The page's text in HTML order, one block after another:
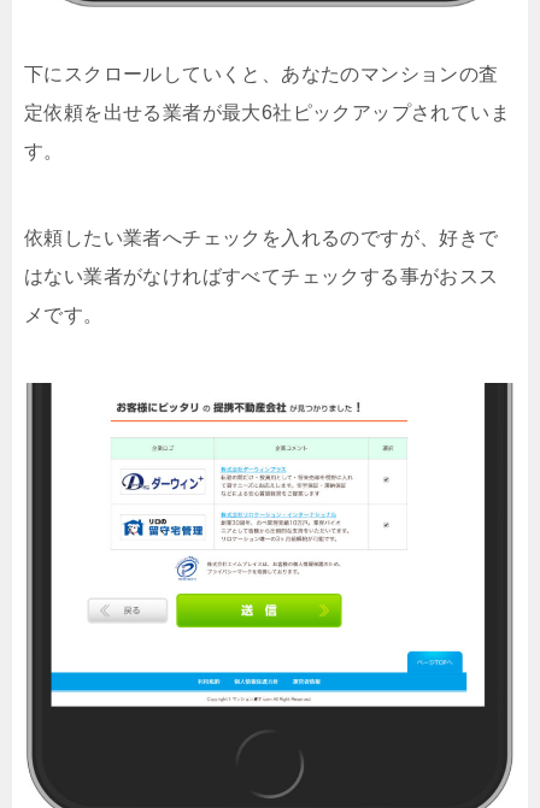
下にスクロールしていくと、あなたのマンションの査
定依頼を出せる業者が最大6社ピックアップされていま
す。
依頼したい業者へチェックを入れるのですが、好きで
はない業者がなければすべてチェックする事がおスス
メです。